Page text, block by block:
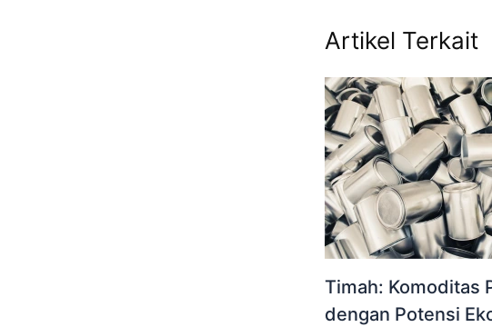
Artikel Terkait
Timah: Komoditas
dengan Potensi